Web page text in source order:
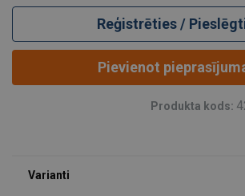
Reģistrēties /
Pievienot
Produkta kods: